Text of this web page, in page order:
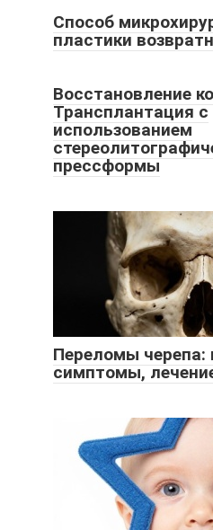
Способ
пластики
Восстановление
Трансплантация с
использованием
прессформы
Переломы черепа:
симптомы,